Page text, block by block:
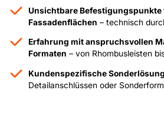
Unsichtbare Befestigungspunkte
Fassadenflächen – technisch
Erfahrung mit anspruchsvollen
Formaten – von Rhombusleisten
Kundenspezifische
Detailanschlüssen oder